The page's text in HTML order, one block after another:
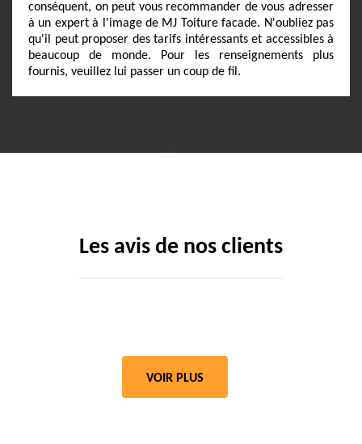
conséquent, on peut vous recommander de vous adresser
à un expert à l'image de MJ Toiture facade. N'oubliez pas
qu'il peut proposer des tarifs intéressants et accessibles à
beaucoup de monde. Pour les renseignements plus
fournis, veuillez lui passer un coup de fil.
Les avis de nos clients
VOIR PLUS